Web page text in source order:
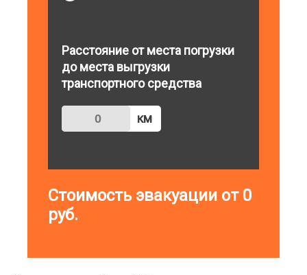
Расстояние от места погрузки
до места выгрузки
транспортного средства
км
Стоимость эвакуации от 0
руб.